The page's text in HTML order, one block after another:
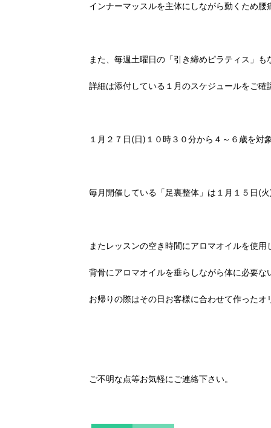
インナーマッスルを主体にしながら動くため
また、毎週土曜日の「引き締めピラティス」
詳細は添付している１月のスケジュールをご確
１月２７日(日)１０時３０分から４～６歳を対
毎月開催している「足裏整体」は１月１５日(
またレッスンの空き時間にアロマオイルを使
背骨にアロマオイルを垂らしながら体に必要
お帰りの際はその日お客様に合わせて作った
ご不明な点等お気軽にご連絡下さい。